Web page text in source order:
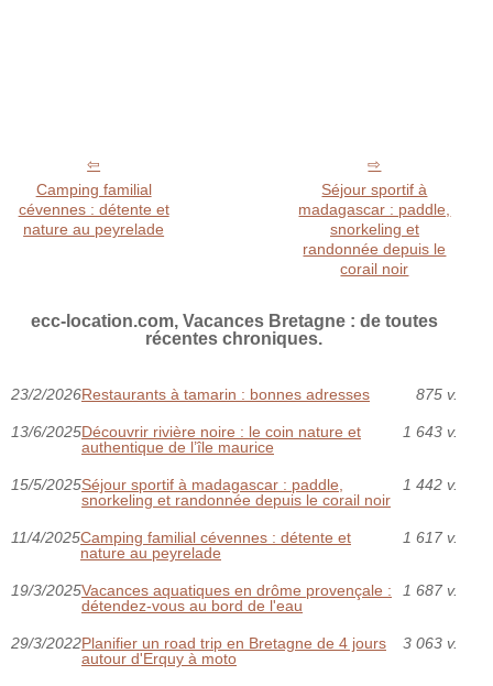
Camping familial
cévennes : détente et
nature au peyrelade
Séjour sportif à
madagascar : paddle,
snorkeling et
randonnée depuis le
corail noir
ecc-location.com, Vacances Bretagne : de toutes
récentes chroniques.
23/2/2026Restaurants à tamarin : bonnes adresses 875 v.
13/6/2025Découvrir rivière noire : le coin nature et
authentique de l’île maurice
1 643 v.
15/5/2025Séjour sportif à madagascar : paddle,
snorkeling et randonnée depuis le corail noir
1 442 v.
11/4/2025Camping familial cévennes : détente et
nature au peyrelade
1 617 v.
19/3/2025Vacances aquatiques en drôme provençale :
détendez-vous au bord de l'eau
1 687 v.
29/3/2022Planifier un road trip en Bretagne de 4 jours
autour d'Erquy à moto
3 063 v.